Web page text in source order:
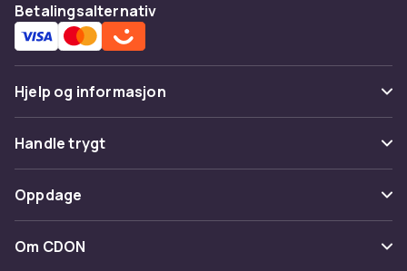
Betalingsalternativ
Hjelp og informasjon
Vanlige spørsmål
Spor pakke
Angre & returner her
Kontakt oss
Handle trygt
Betaling
Levering
Oppdage
Kategorier
Om CDON